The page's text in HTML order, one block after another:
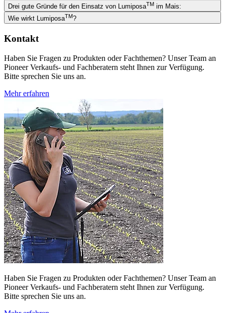
Drei gute Gründe für den Einsatz von LumiposaTM im Mais:
Wie wirkt LumiposaTM?
Kontakt
Haben Sie Fragen zu Produkten oder Fachthemen? Unser Team an
Pioneer Verkaufs- und Fachberatern steht Ihnen zur Verfügung.
Bitte sprechen Sie uns an.
Mehr erfahren
Haben Sie Fragen zu Produkten oder Fachthemen? Unser Team an
Pioneer Verkaufs- und Fachberatern steht Ihnen zur Verfügung.
Bitte sprechen Sie uns an.